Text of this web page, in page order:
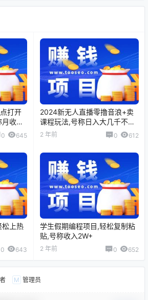
打开
收益
0 645
2024新无人直播零撸音浪+卖
课程玩法,号称日入大几千不是
梦
2 年前 0 612
松上热
0 643
学生假期编程项目,轻松复制粘
贴,号称收入2W+
2 年前 0 652
M 管理员